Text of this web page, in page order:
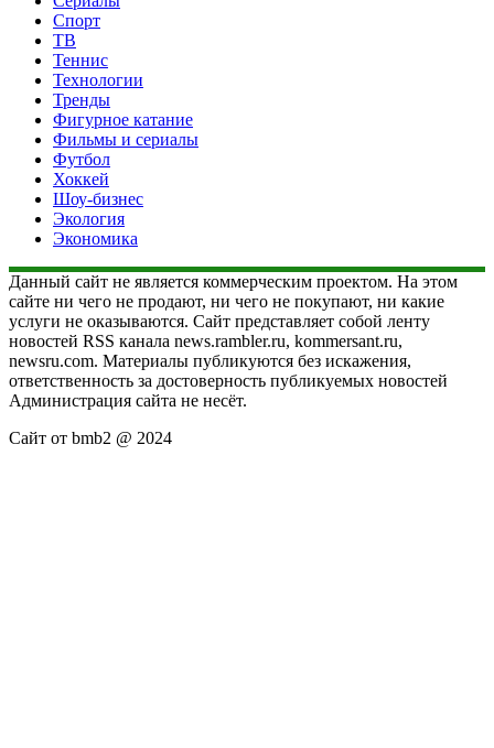
Спорт
ТВ
Теннис
Технологии
Тренды
Фигурное катание
Фильмы и сериалы
Футбол
Хоккей
Шоу-бизнес
Экология
Экономика
Данный сайт не является коммерческим проектом. На этом
сайте ни чего не продают, ни чего не покупают, ни какие
услуги не оказываются. Сайт представляет собой ленту
новостей RSS канала news.rambler.ru, kommersant.ru,
newsru.com. Материалы публикуются без искажения,
ответственность за достоверность публикуемых новостей
Администрация сайта не несёт.
Сайт от bmb2 @ 2024